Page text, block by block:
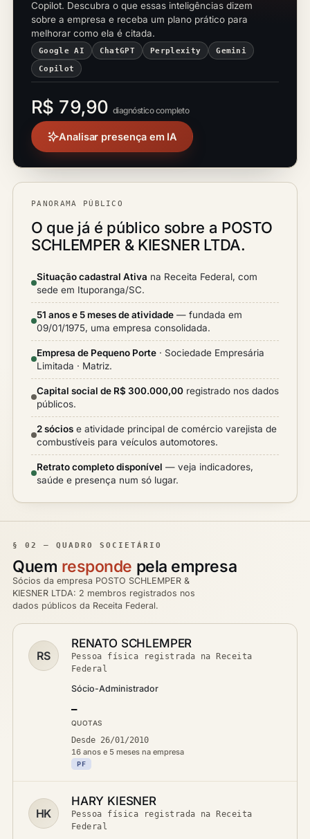
Copilot. Descubra o que essas inteligências dizem
sobre a empresa e receba um plano prático para
melhorar como ela é citada.
Google AI ChatGPT Perplexity Gemini
Copilot
R$ 79,90 diagnóstico completo
Analisar presença em IA
PANORAMA PÚBLICO
O que já é público sobre a POSTO
SCHLEMPER & KIESNER LTDA.
Situação cadastral Ativa na Receita Federal, com
sede em Ituporanga/SC.
51 anos e 5 meses de atividade — fundada em
09/01/1975, uma empresa consolidada.
Empresa de Pequeno Porte · Sociedade Empresária
Limitada · Matriz.
Capital social de R$ 300.000,00 registrado nos dados
públicos.
2 sócios e atividade principal de comércio varejista de
combustíveis para veículos automotores.
Retrato completo disponível — veja indicadores,
saúde e presença num só lugar.
§ 02 — QUADRO SOCIETÁRIO
Quem responde pela empresa
Sócios da empresa POSTO SCHLEMPER &
KIESNER LTDA: 2 membros registrados nos
dados públicos da Receita Federal.
RS
RENATO SCHLEMPER
Pessoa física registrada na Receita
Federal
Sócio-Administrador
—
QUOTAS
Desde 26/01/2010
16 anos e 5 meses na empresa
PF
HK
HARY KIESNER
Pessoa física registrada na Receita
Federal